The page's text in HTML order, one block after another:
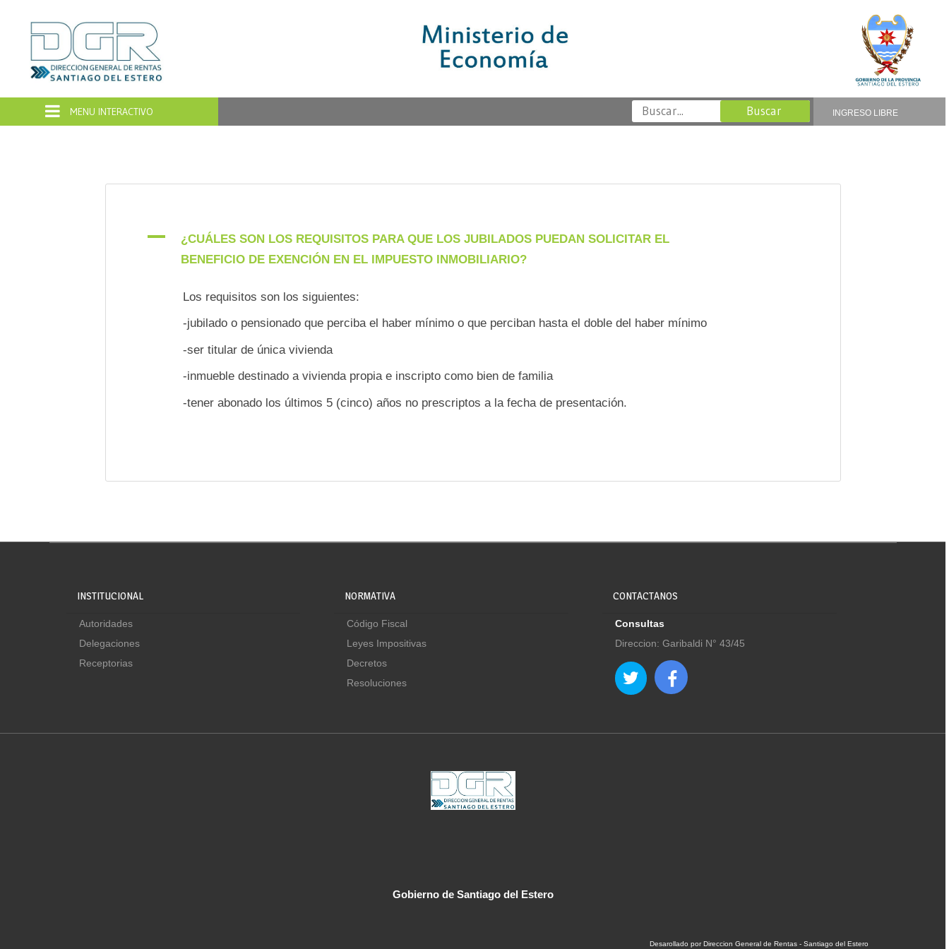
Santiago
del
Estero
INGRESO LIBRE
A
¿CUÁLES SON LOS REQUISITOS PARA QUE LOS JUBILADOS PUEDAN SOLICITAR EL
BENEFICIO DE EXENCIÓN EN EL IMPUESTO INMOBILIARIO?
Los requisitos son los siguientes:
-jubilado o pensionado que perciba el haber mínimo o que perciban hasta el doble del haber mínimo
-ser titular de única vivienda
-inmueble destinado a vivienda propia e inscripto como bien de familia
-tener abonado los últimos 5 (cinco) años no prescriptos a la fecha de presentación.
INSTITUCIONAL
Autoridades
Delegaciones
Receptorias
NORMATIVA
Código Fiscal
Leyes Impositivas
Decretos
Resoluciones
CONTACTANOS
Consultas
Direccion: Garibaldi N° 43/45
Gobierno de Santiago del Estero
Desarollado por Direccion General de Rentas - Santiago del Estero